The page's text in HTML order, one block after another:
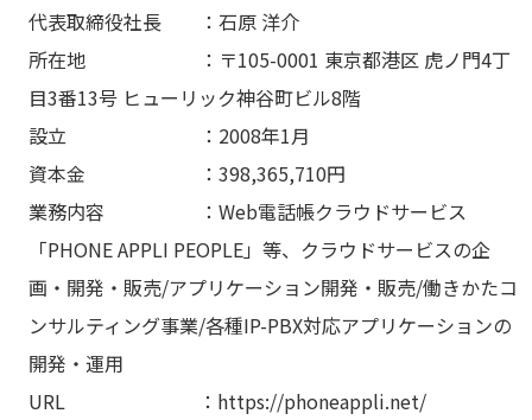
代表取締役社長 ：石原 洋介
所在地 ：〒105-0001 東京都港区 虎ノ門4丁
目3番13号 ヒューリック神谷町ビル8階
設立 ：2008年1月
資本金 ：398,365,710円
業務内容 ：Web電話帳クラウドサービス
「PHONE APPLI PEOPLE」等、クラウドサービスの企
画・開発・販売/アプリケーション開発・販売/働きかたコ
ンサルティング事業/各種IP-PBX対応アプリケーションの
開発・運用
URL ：https://phoneappli.net/